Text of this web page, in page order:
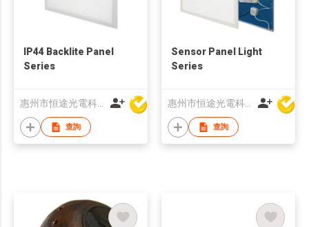
IP44 Backlite Panel
Series
惠州市恒途光電科技有限公司
查詢
Sensor Panel Light
Series
惠州市恒途光電科技有限公司
查詢